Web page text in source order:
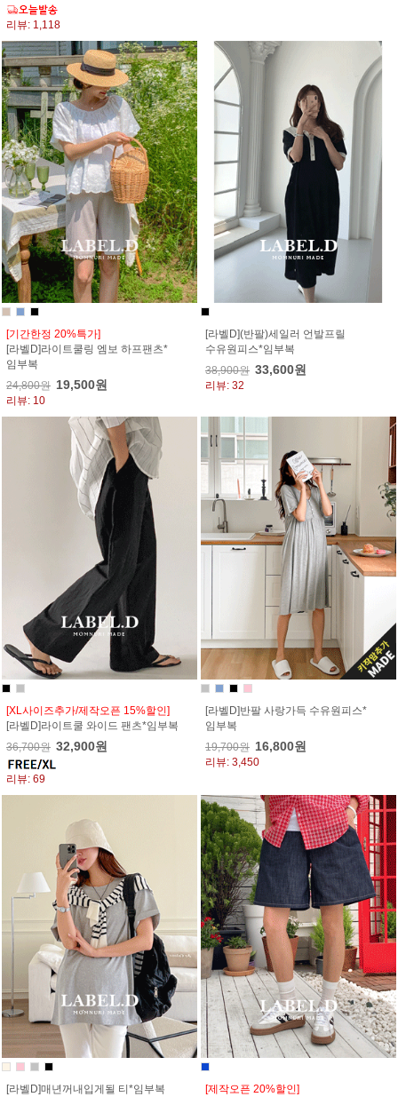
리뷰: 1,118
[기간한정 20%특가]
[라벨D]라이트쿨링 엠보 하프팬츠*
임부복
24,800원 19,500원
리뷰: 10
[라벨D](반팔)세일러 언발프릴
수유원피스*임부복
38,900원 33,600원
리뷰: 32
[XL사이즈추가/제작오픈 15%할인]
[라벨D]라이트쿨 와이드 팬츠*임부복
36,700원 32,900원
리뷰: 69
[라벨D]반팔 사랑가득 수유원피스*
임부복
19,700원 16,800원
리뷰: 3,450
[라벨D]매년꺼내입게될 티*임부복
[제작오픈 20%할인]